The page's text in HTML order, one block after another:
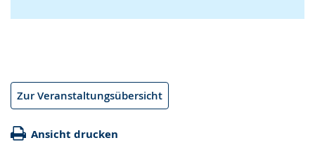
Zur Veranstaltungsübersicht
Ansicht drucken